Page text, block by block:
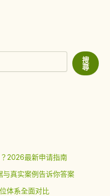
搜
尋
2026最新申请指南
真实案例告诉你答案
体系全面对比